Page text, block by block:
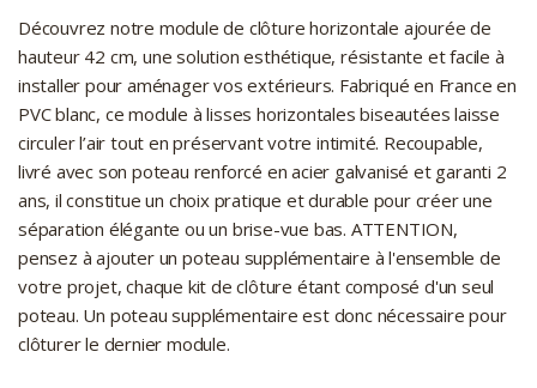
Découvrez notre module de clôture horizontale ajourée de
hauteur 42 cm, une solution esthétique, résistante et facile à
installer pour aménager vos extérieurs. Fabriqué en France en
PVC blanc, ce module à lisses horizontales biseautées laisse
circuler l’air tout en préservant votre intimité. Recoupable,
livré avec son poteau renforcé en acier galvanisé et garanti 2
ans, il constitue un choix pratique et durable pour créer une
séparation élégante ou un brise-vue bas. ATTENTION,
pensez à ajouter un poteau supplémentaire à l'ensemble de
votre projet, chaque kit de clôture étant composé d'un seul
poteau. Un poteau supplémentaire est donc nécessaire pour
clôturer le dernier module.